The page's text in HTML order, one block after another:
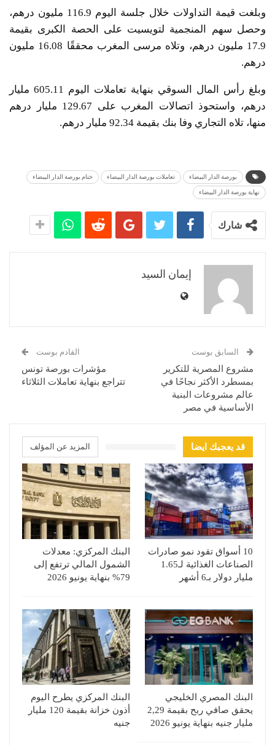
وبلغت قيمة التداولات خلال جلسة اليوم 116.9 مليون درهم،
وحصل سهم المنجمية لتويسيت على الحصة الكبرى بقيمة
17.9 مليون درهم، وتلاه مرسى المغرب محققًا 16.08 مليون
درهم.
وبلغ رأس المال السوقي بنهاية تعاملات اليوم 605.11 مليار
درهم، واستحوذ اتصالات المغرب على 129.67 مليار درهم
منها، تلاه التجاري وفا بنك بقيمة 92.34 مليار درهم.
بورصة الدار البيضاء تعاملات بورصة الدار البيضاء ختام بورصة الدار البيضاء
نهاية بورصة الدار البيضاء
شارك
إيمان السيد
السابق بوست
مشروع المصرية للتكرير
بمسطرد الأكثر نجاحًا في
عالم مشروعات البنية
الأساسية في مصر
القادم بوست
مؤشرات بورصة تونس
تتراجع بنهاية تعاملات الثلاثاء
قد يعجبك ايضا المزيد عن المؤلف
10 أسواق تقود نمو صادرات
الصناعات الغذائية لـ1.65
مليار دولار بـ6 أشهر
البنك المركزي: معدلات
الشمول المالي ترتفع إلى
79% بنهاية يونيو 2026
البنك المصري الخليجي
يحقق صافي ربح بقيمة 2,29
مليار جنيه بنهاية يونيو 2026
البنك المركزي يطرح اليوم
أذون خزانة بقيمة 120 مليار
جنيه